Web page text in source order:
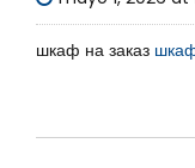
шкаф на заказ